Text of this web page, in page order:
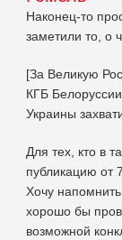
Наконец-то
заметили то, о
[За Великую
КГБ
Украины
Для тех, кто в
публикацию от
Хочу
хорошо бы
возможной